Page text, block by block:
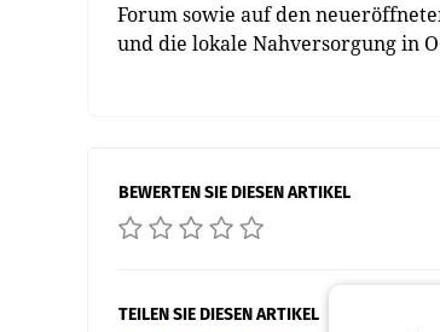
Forum sowie auf den
und die lokale Nahversorgung in
BEWERTEN SIE DIESEN ARTIKEL
TEILEN SIE DIESEN ARTIKEL